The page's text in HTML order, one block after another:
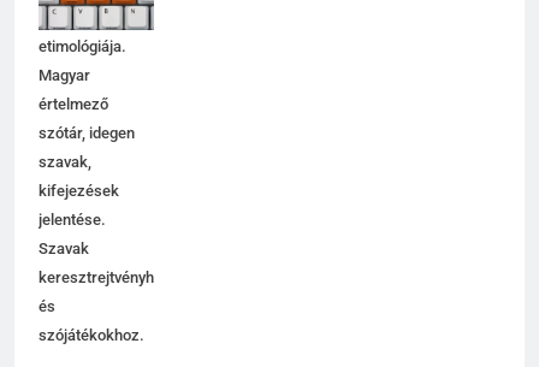
használata,
etimológiája.
Magyar
értelmező
szótár, idegen
szavak,
kifejezések
jelentése.
Szavak
keresztrejtvényhez
és
szójátékokhoz.